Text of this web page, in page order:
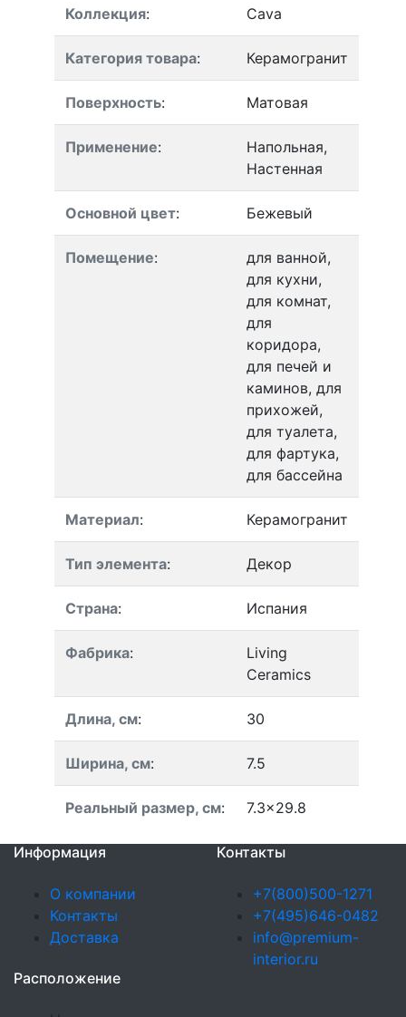
Коллекция: Cava
Категория товара: Керамогранит
Поверхность: Матовая
Применение:
Напольная,
Настенная
Основной цвет: Бежевый
Помещение:
для ванной,
для кухни,
для комнат,
для
коридора,
для печей и
каминов, для
прихожей,
для туалета,
для фартука,
для бассейна
Материал: Керамогранит
Тип элемента: Декор
Страна: Испания
Фабрика:
Living
Ceramics
Длина, см: 30
Ширина, см: 7.5
Реальный размер, см: 7.3x29.8
Информация
О компании
Контакты
Доставка
Контакты
+7(800)500-1271
+7(495)646-0482
info@premium-
interior.ru
Расположение